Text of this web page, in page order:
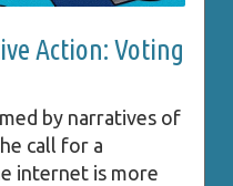
Action: Voting
by narratives of
call for a
internet is more